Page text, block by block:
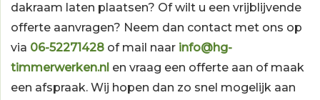
dakraam laten plaatsen? Of wilt u een vrijblijvende
offerte aanvragen? Neem dan contact met ons op
via 06-52271428 of mail naar info@hg-
timmerwerken.nl en vraag een offerte aan of maak
een afspraak. Wij hopen dan zo snel mogelijk aan